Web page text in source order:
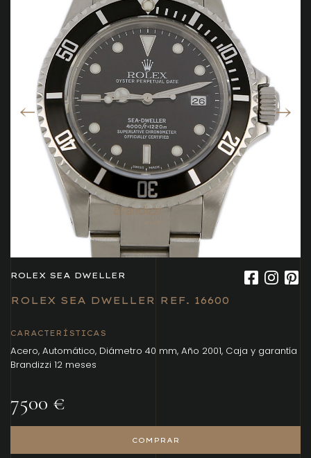
ROLEX SEA DWELLER
ROLEX SEA DWELLER REF. 16600
CARACTERÍSTICAS
Acero, Automático, Diámetro 40 mm, Año 2001, Caja y garantía
Brandizzi 12 meses
7500 €
COMPRAR